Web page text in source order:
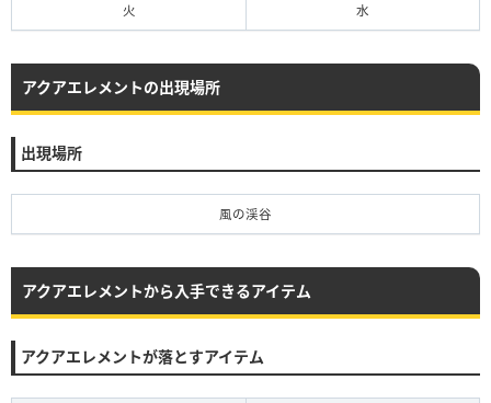
火 水
アクアエレメントの出現場所
出現場所
風の渓谷
アクアエレメントから入手できるアイテム
アクアエレメントが落とすアイテム